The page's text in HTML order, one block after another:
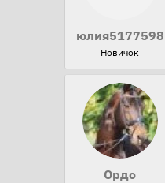
юлия5177598
Новичок
Ордо